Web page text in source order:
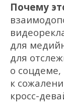
Почему
для
для
о соцдеме,
к
кросс-